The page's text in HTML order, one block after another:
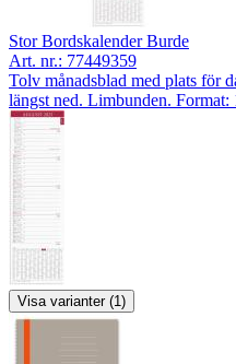
Stor Bordskalender Burde
Art. nr.: 77449359
Tolv månadsblad med plats för
längst ned. Limbunden. Format:
Visa varianter (1)